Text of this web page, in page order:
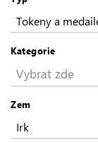
Tokeny a
Kategorie
Vybrat zde
Zem
Irk